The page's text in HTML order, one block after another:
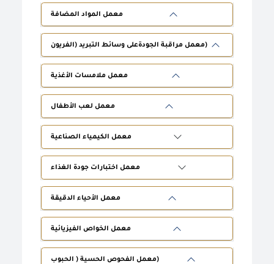
معمل المواد المضافة
معمل مراقبة الجودةعلى وسائط التبريد (الفريون)
معمل ملامسات الأغذية
معمل لعب الأطفال
معمل الكيمياء الصناعية
معمل اختبارات جودة الغذاء
معمل الأحياء الدقيقة
معمل الخواص الفيزيائية
معمل الفحوص الحسية ( الحبوب)